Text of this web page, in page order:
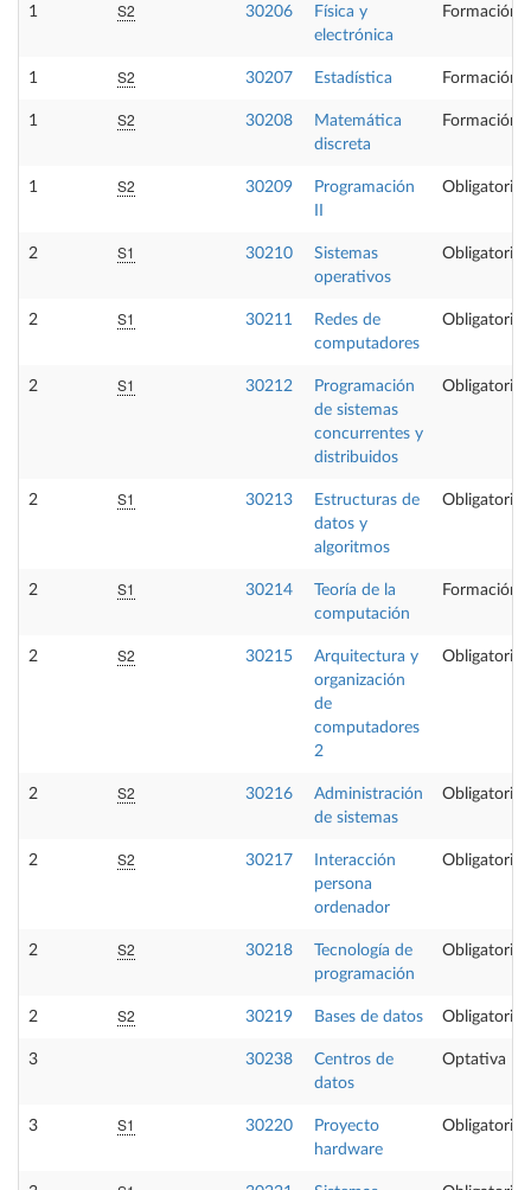
1 S2 30206
Física y
electrónica
Formación
1 S2 30207 Estadística Formación
1 S2 30208
Matemática
discreta
Formación
1 S2 30209
Programación
Obligatoria
2 S1 30210
Sistemas
operativos
Obligatoria
2 S1 30211
Redes de
computadores
Obligatoria
2 S1 30212
Programación
de sistemas
concurrentes y
distribuidos
Obligatoria
2 S1 30213
Estructuras de
datos y
algoritmos
Obligatoria
2 S1 30214
Teoría de la
computación
Formación
2 S2 30215
Arquitectura y
organización
de
computadores
2
Obligatoria
2 S2 30216
Administración
de sistemas
Obligatoria
2 S2 30217
Interacción
persona
ordenador
Obligatoria
2 S2 30218
Tecnología de
programación
Obligatoria
2 S2 30219 Bases de datos Obligatoria
3 30238
Centros de
datos
Optativa
3 S1 30220
Proyecto
hardware
Obligatoria